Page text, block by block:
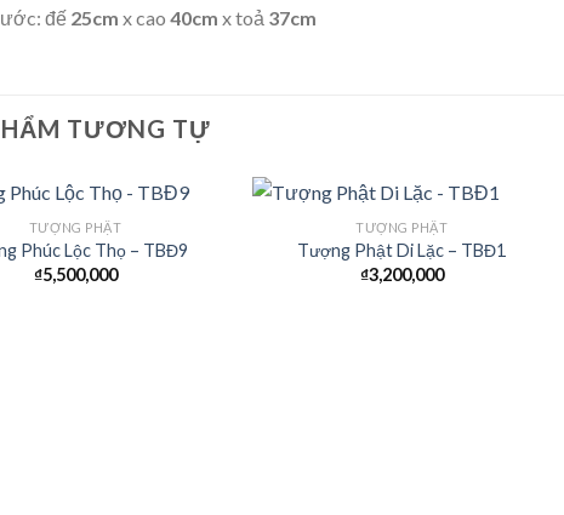
đế 25cm x cao 40cm x toả 37cm
TƯƠNG TỰ
TƯỢNG PHẬT
Phúc Lộc Thọ – TBĐ9
₫5,500,000
TƯỢNG PHẬT
Tượng Phật Di Lặc – TBĐ1
₫3,200,000